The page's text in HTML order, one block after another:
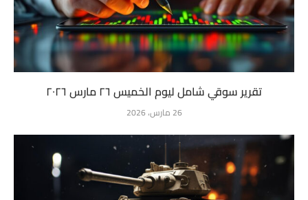
تقرير سوقي شامل ليوم الخميس ٢٦ مارس ٢٠٢٦
26 مارس، 2026